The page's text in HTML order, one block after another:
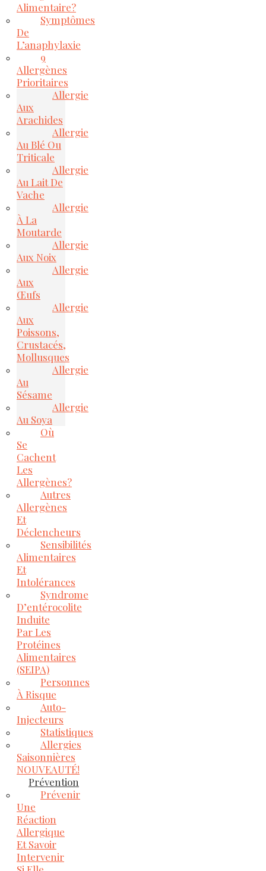
Alimentaire?
Symptômes
De
L’anaphylaxie
9
Allergènes
Prioritaires
Allergie
Aux
Arachides
Allergie
Au Blé Ou
Triticale
Allergie
Au Lait De
Vache
Allergie
À La
Moutarde
Allergie
Aux Noix
Allergie
Aux
Œufs
Allergie
Aux
Poissons,
Crustacés,
Mollusques
Allergie
Au
Sésame
Allergie
Au Soya
Où
Se
Cachent
Les
Allergènes?
Autres
Allergènes
Et
Déclencheurs
Sensibilités
Alimentaires
Et
Intolérances
Syndrome
D’entérocolite
Induite
Par Les
Protéines
Alimentaires
(SEIPA)
Personnes
À Risque
Auto-
Injecteurs
Statistiques
Allergies
Saisonnières
NOUVEAUTÉ!
Prévention
Prévenir
Une
Réaction
Allergique
Et Savoir
Intervenir